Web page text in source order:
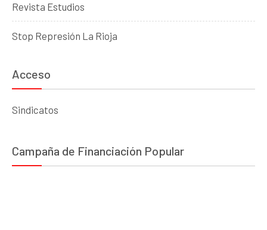
Revista Estudios
Stop Represión La Rioja
Acceso
Sindicatos
Campaña de Financiación Popular